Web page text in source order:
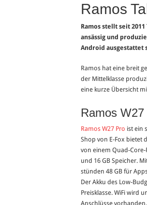
Ramos
Ramos stellt seit
ansässig und
Android ausgestattet
Ramos hat eine breit
der Mittelklasse
eine kurze Übersicht
Ramos
Ramos W27 Pro ist ein
Shop von E-Fox bietet
von einem Quad-Core-
und 16 GB Speicher.
stünden 48 GB für
Der Akku des Low-
Preisklasse. WiFi wird
Anschlüsse vorhanden.